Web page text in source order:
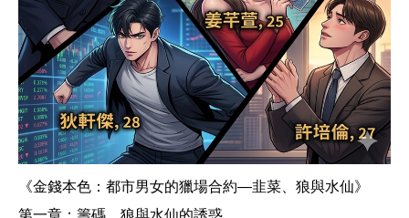
《金錢本色：都市男女的獵場合約—韭菜、狼與水仙》
第一章：籌碼、狼與水仙的誘惑